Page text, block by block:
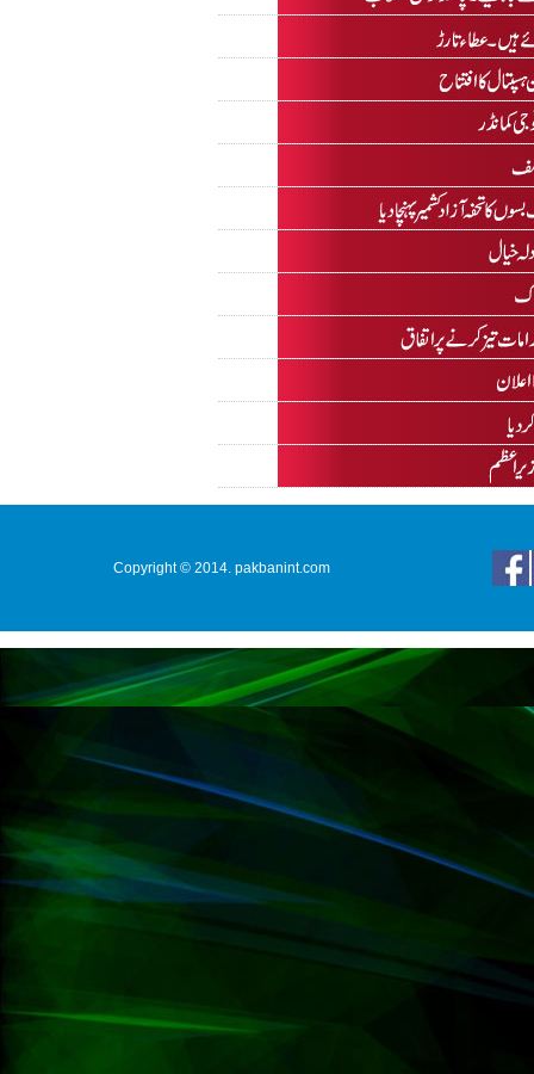
Copyright © 2014. pakbanint.com